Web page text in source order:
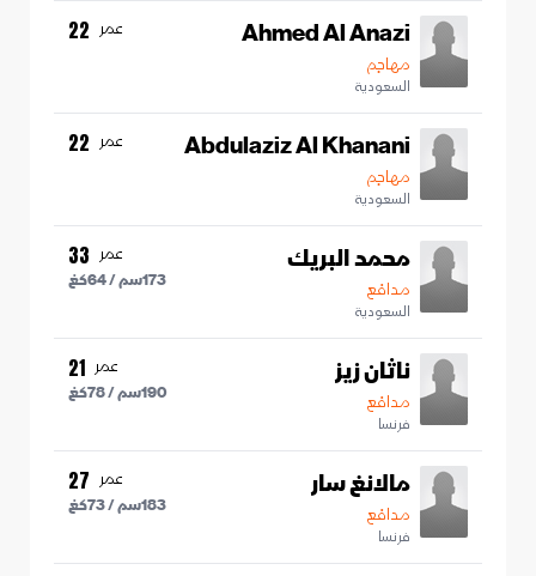
Ahmed Al Anazi
مهاجم
السعودية
عمر 22
Abdulaziz Al Khanani
مهاجم
السعودية
عمر 22
محمد البريك
مدافع
السعودية
عمر 33
173سم /64كغ
ناثان زيز
مدافع
فرنسا
عمر 21
190سم /78كغ
مالانغ سار
مدافع
فرنسا
عمر 27
183سم /73كغ